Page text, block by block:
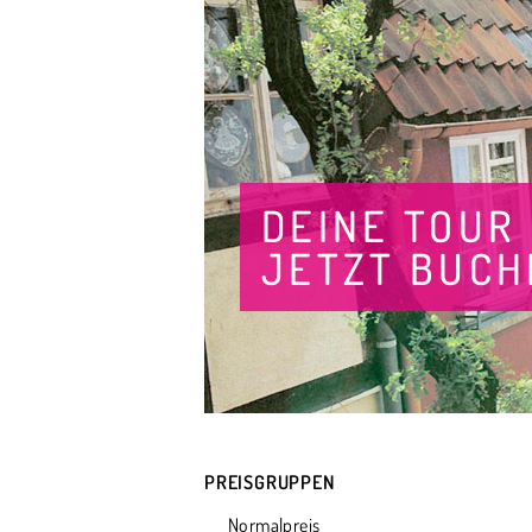
DEINE TOUR
JETZT
PREISGRUPPEN
Normalpreis